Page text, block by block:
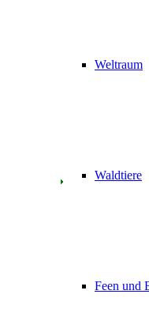
Weltraum
Waldtiere
Feen und